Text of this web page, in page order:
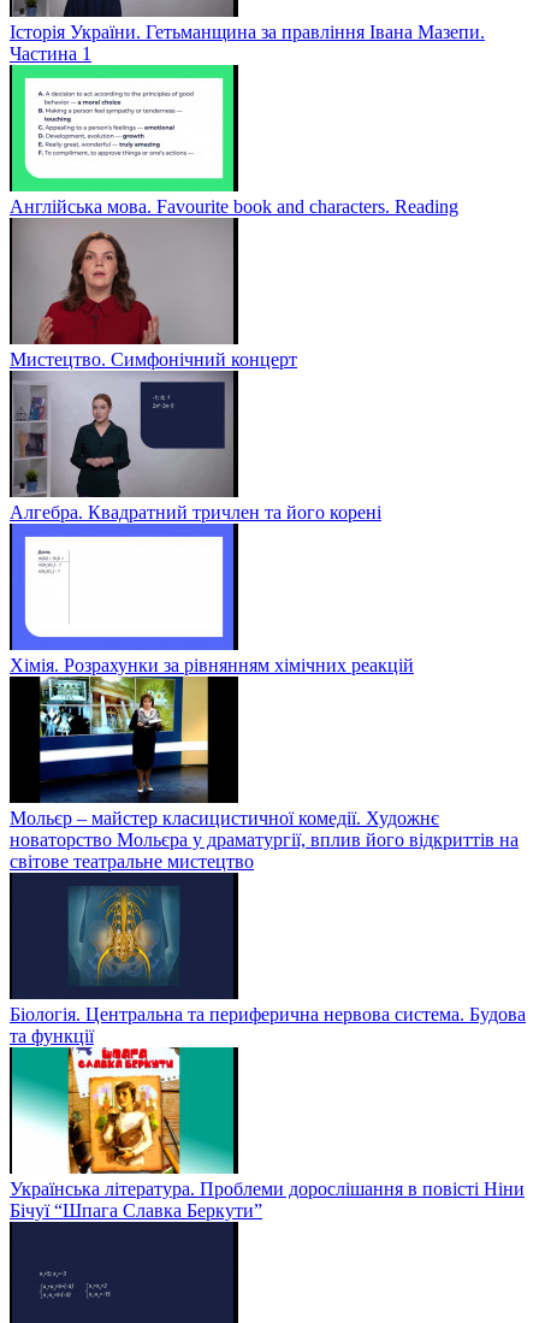
Історія України. Гетьманщина за правління Івана Мазепи.
Частина 1
Англійська мова. Favourite book and characters. Reading
Мистецтво. Симфонічний концерт
Алгебра. Квадратний тричлен та його корені
Хімія. Розрахунки за рівнянням хімічних реакцій
Мольєр – майстер класицистичної комедії. Художнє
новаторство Мольєра у драматургії, вплив його відкриттів на
світове театральне мистецтво
Біологія. Центральна та периферична нервова система. Будова
та функції
Українська література. Проблеми дорослішання в повісті Ніни
Бічуї “Шпага Славка Беркути”